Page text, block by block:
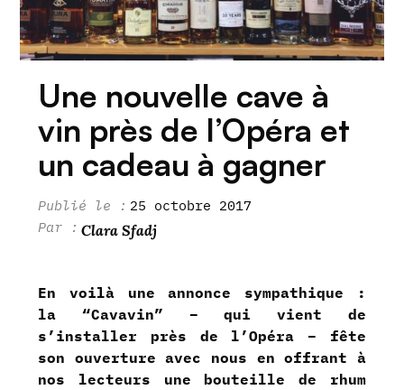
Une nouvelle cave à
vin près de l’Opéra et
un cadeau à gagner
25 octobre 2017
Clara Sfadj
En voilà une annonce sympathique :
la “Cavavin” – qui vient de
s’installer près de l’Opéra – fête
son ouverture avec nous en offrant à
nos lecteurs une bouteille de rhum